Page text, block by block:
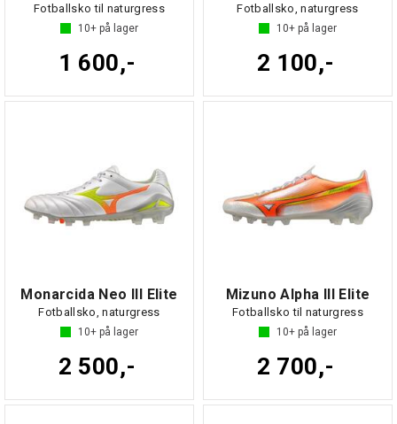
Fotballsko til naturgress
10+ på lager
1 600,-
Fotballsko, naturgress
10+ på lager
2 100,-
Monarcida Neo III Elite
Fotballsko, naturgress
10+ på lager
2 500,-
Mizuno Alpha III Elite
Fotballsko til naturgress
10+ på lager
2 700,-